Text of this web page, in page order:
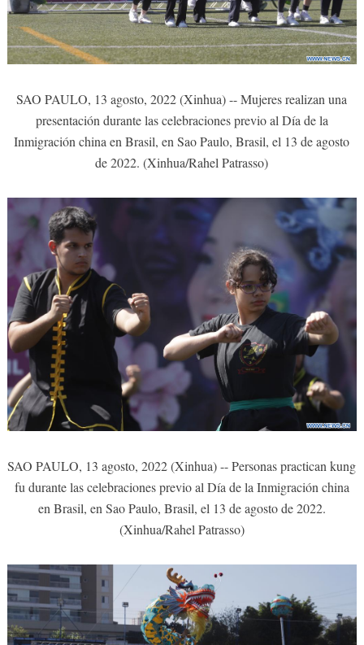
SAO PAULO, 13 agosto, 2022 (Xinhua) -- Mujeres realizan una
presentación durante las celebraciones previo al Día de la
Inmigración china en Brasil, en Sao Paulo, Brasil, el 13 de agosto
de 2022. (Xinhua/Rahel Patrasso)
SAO PAULO, 13 agosto, 2022 (Xinhua) -- Personas practican kung
fu durante las celebraciones previo al Día de la Inmigración china
en Brasil, en Sao Paulo, Brasil, el 13 de agosto de 2022.
(Xinhua/Rahel Patrasso)